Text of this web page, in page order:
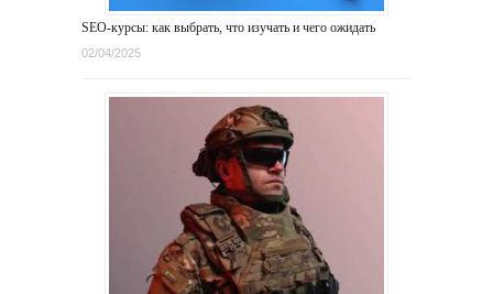
SEO-курсы: как выбрать, что изучать и чего ожидать
02/04/2025